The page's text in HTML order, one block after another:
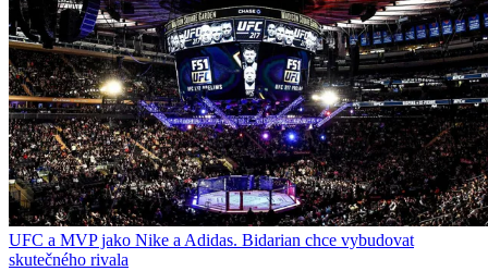
UFC a MVP jako Nike a Adidas. Bidarian chce vybudovat
skutečného rivala